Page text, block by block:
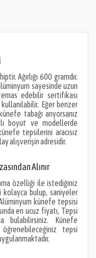
Ağırlığı 600 gramdır.
sayesinde uzun
edebilir sertifikası
Eğer benzer
tabağı arıyorsanız
boyut ve modellerde
tepsilerini aracısız
alışverişin adresidir.
Alınır
özelliği ile istediğiniz
bulup, saniyeler
künefe tepsisi
en ucuz fiyatı, Tepsi
bulabilirsiniz. Künefe
tepsi